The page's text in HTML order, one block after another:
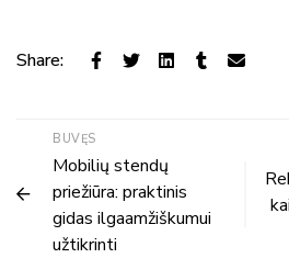
Share:
BUVĘS
Mobilių stendų
priežiūra: praktinis
gidas ilgaamžiškumui
užtikrinti